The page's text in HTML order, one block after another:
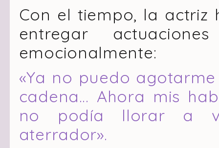
Con el tiempo, la actriz
entregar
emocionalmente:
«Ya no puedo
cadena… Ahora mis
no podía llorar a
aterrador».